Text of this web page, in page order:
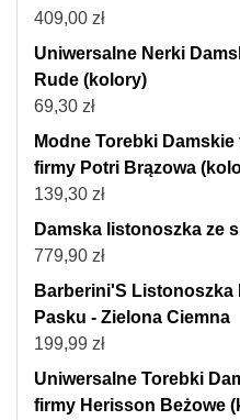
409,00 zł
Uniwersalne Nerki
Rude (kolory)
69,30 zł
Modne Torebki
firmy Potri Brązowa
139,30 zł
Damska listonoszka ze
779,90 zł
Barberini'S Listonoszka
Pasku - Zielona Ciemna
199,99 zł
Uniwersalne Torebki
firmy Herisson Beżowe